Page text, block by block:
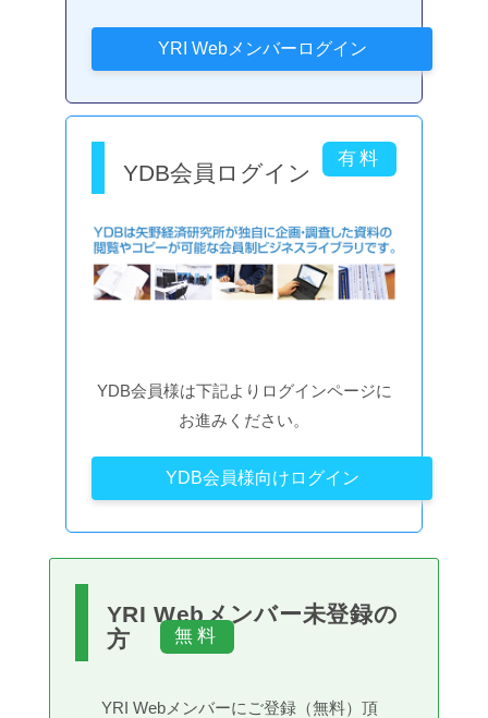
YDB会員ログイン
YDB会員様は下記よりログインページに
お進みください。
YDB会員様向けログイン
YRI Webメンバー未登録の
方
YRI Webメンバーにご登録（無料）頂